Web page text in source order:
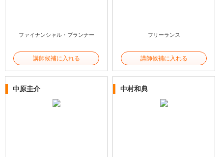
ファイナンシャル・プランナー
講師候補に入れる
フリーランス
講師候補に入れる
中原圭介 中村和典